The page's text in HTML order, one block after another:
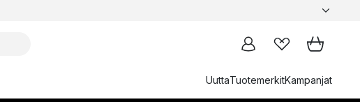
UuttaTuotemerkitKampanjat